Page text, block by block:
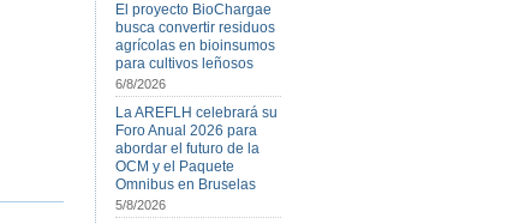
El proyecto BioChargae
busca convertir residuos
agrícolas en bioinsumos
para cultivos leñosos
6/8/2026
La AREFLH celebrará su
Foro Anual 2026 para
abordar el futuro de la
OCM y el Paquete
Omnibus en Bruselas
5/8/2026